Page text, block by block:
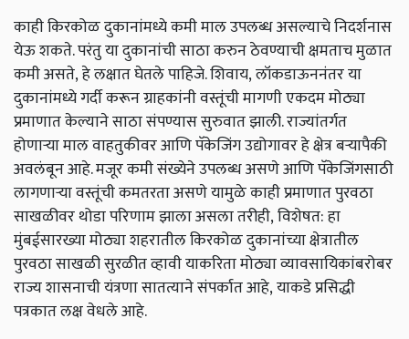
काही किरकोळ दुकानांमध्ये कमी माल उपलब्ध असल्याचे निदर्शनास
येऊ शकते. परंतु या दुकानांची साठा करुन ठेवण्याची क्षमताच मुळात
कमी असते, हे लक्षात घेतले पाहिजे. शिवाय,लॉकडाऊननंतर या
दुकानांमध्ये गर्दी करून ग्राहकांनी वस्तूंची मागणी एकदम मोठ्या
प्रमाणात केल्याने साठा संपण्यास सुरुवात झाली. राज्यांतर्गत
होणार्‍या माल वाहतुकीवर आणि पॅकेजिंग उद्योगावर हे क्षेत्र बऱ्यापैकी
अवलंबून आहे. मजूर कमी संख्येने उपलब्ध असणे आणि पॅकेजिंगसाठी
लागणाऱ्या वस्तूंची कमतरता असणे यामुळे काही प्रमाणात पुरवठा
साखळीवर थोडा परिणाम झाला असला तरीही, विशेषत: हा
मुंबईसारख्या मोठ्या शहरातील किरकोळ दुकानांच्या क्षेत्रातील
पुरवठा साखळी सुरळीत व्हावी याकरिता ­मोठ्या व्यावसायिकांबरोबर
राज्य शासनाची यंत्रणा सातत्याने संपर्कात आहे, याकडे प्रसिद्धी
पत्रकात लक्ष वेधले आहे.